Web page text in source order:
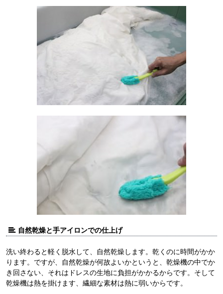
自然乾燥と手アイロンでの仕上げ
洗い終わると軽く脱水して、自然乾燥します。乾くのに時間がかか
ります。ですが、自然乾燥が何故よいかというと、乾燥機の中でか
き回さない、それはドレスの生地に負担がかかるからです。そして
乾燥機は熱を掛けます、繊細な素材は熱に弱いからです。